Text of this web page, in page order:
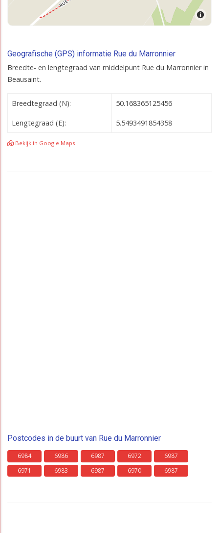
Geografische (GPS) informatie Rue du Marronnier
Breedte- en lengtegraad van middelpunt Rue du Marronnier in
Beausaint.
Breedtegraad (N): 50.168365125456
Lengtegraad (E): 5.5493491854358
Bekijk in Google Maps
Postcodes in de buurt van Rue du Marronnier
6984 6986 6987 6972
6987
6971
6983 6987 6970 6987